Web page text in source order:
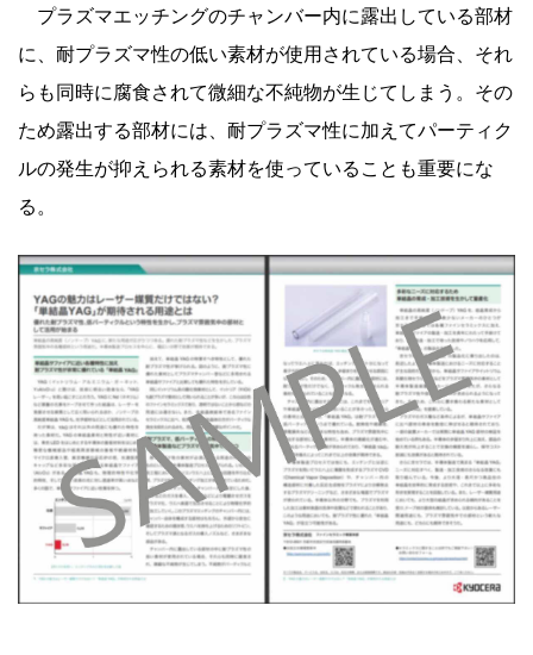
プラズマエッチングのチャンバー内に露出している部材
に、耐プラズマ性の低い素材が使用されている場合、それ
らも同時に腐食されて微細な不純物が生じてしまう。その
ため露出する部材には、耐プラズマ性に加えてパーティク
ルの発生が抑えられる素材を使っていることも重要にな
る。